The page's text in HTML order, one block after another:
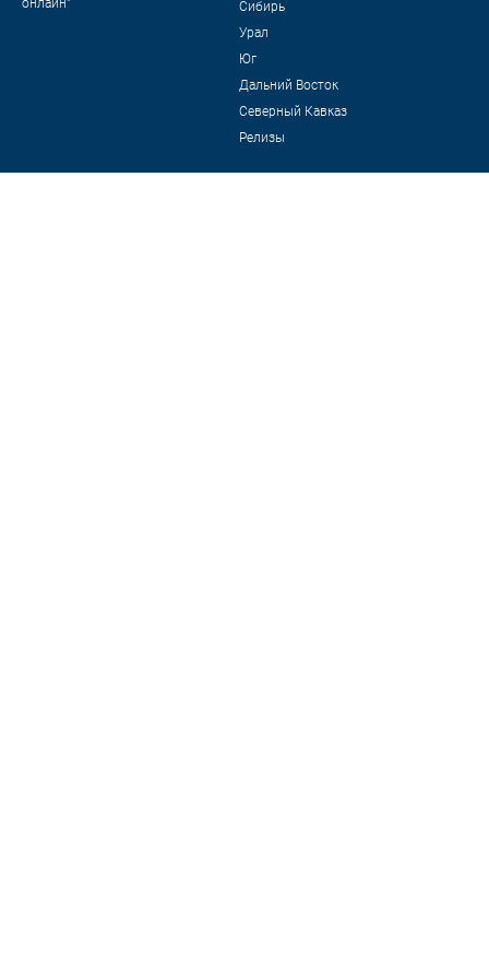
Сибирь
Урал
Юг
Дальний Восток
Северный Кавказ
Релизы